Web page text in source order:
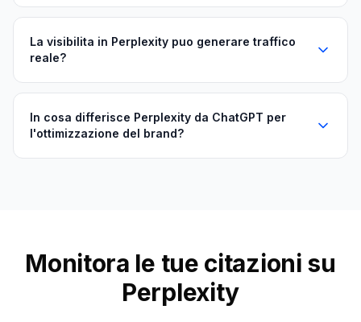
La visibilita in Perplexity puo generare traffico
reale?
In cosa differisce Perplexity da ChatGPT per
l'ottimizzazione del brand?
Monitora le tue citazioni su
Perplexity